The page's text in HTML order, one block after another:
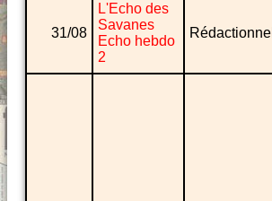
31/08
L'Echo des
Savanes
Echo hebdo
2
Rédactionnel